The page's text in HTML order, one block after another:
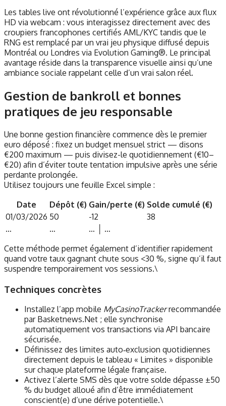
Les tables live ont révolutionné l’expérience grâce aux flux
HD via webcam : vous interagissez directement avec des
croupiers francophones certifiés AML/KYC tandis que le
RNG est remplacé par un vrai jeu physique diffusé depuis
Montréal ou Londres via Evolution Gaming®. Le principal
avantage réside dans la transparence visuelle ainsi qu’une
ambiance sociale rappelant celle d’un vrai salon réel.
Gestion de bankroll et bonnes
pratiques de jeu responsable
Une bonne gestion financière commence dès le premier
euro déposé : fixez un budget mensuel strict — disons
€200 maximum — puis divisez-le quotidiennement (€10–
€20) afin d’éviter toute tentation impulsive après une série
perdante prolongée.
Utilisez toujours une feuille Excel simple :
Date
Dépôt (€) Gain/perte (€) Solde cumulé (€)
01/03/2026 50 -12
38
…
…
… │ …
Cette méthode permet également d’identifier rapidement
quand votre taux gagnant chute sous <30 %, signe qu’il faut
suspendre temporairement vos sessions.\
Techniques concrètes
Installez l’app mobile MyCasinoTrackerrecommandée
par Basketnews.Net ; elle synchronise
automatiquement vos transactions via API bancaire
sécurisée.
Définissez des limites auto‑exclusion quotidiennes
directement depuis le tableau « Limites » disponible
sur chaque plateforme légale française.
Activez l’alerte SMS dès que votre solde dépasse ±50
% du budget alloué afin d’être immédiatement
conscient(e) d’une dérive potentielle.\